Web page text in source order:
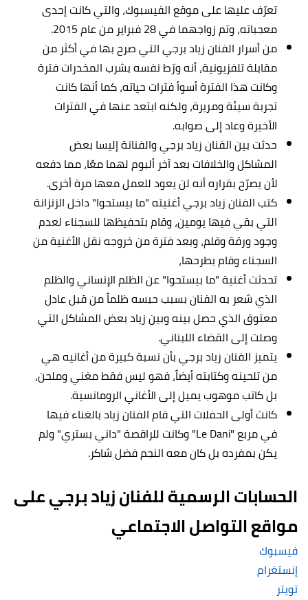
تعرّف عليها على موقع الفيسبوك، والتي كانت إحدى
معجباته، وتم زواجهما في 28 فبراير من عام 2015.
من أسرار الفنان زياد برجي التي صرح بها في أكثر من
مقابلة تلفزيونية، أنه ورّط نفسه بشرب المخدرات فترة
وكانت هذا الفترة أسوأ فترات حياته، كما أنها كانت
تجربة سيئة ومريرة، ولكنه ابتعد عنها في الفترات
الأخيرة وعاد إلى صوابه.
حدثت بين الفنان زياد برجي والفنانة إليسا بعض
المشاكل والخلافات بعد آخر ألبوم لهما معًا، مما دفعه
لأن يصرّح بقراره أنه لن يعود للعمل معها مرة أخرى.
كتب الفنان زياد برجي أغنيته "ما بيستحوا" داخل الزنزانة
التي بقي فيها يومين، وقام بتحفيظها للسجناء لعدم
وجود ورقة وقلم، وبعد فترة من خروجه نقل الأغنية من
السجناء وقام بطرحها،
تحدثت أغنية "ما بيستحوا" عن الظلم الإنساني والظلم
الذي شعر به الفنان بسبب حبسه ظلماً من قبل عادل
معتوق الذي حصل بينه وبين زياد بعض المشاكل التي
وصلت إلى القضاء اللبناني.
يتميز الفنان زياد برجي بأن نسبة كبيرة من أغانيه هي
من تلحينه وكتابته أيضاً، فهو ليس فقط مغني وملحن،
بل كاتب موهوب يميل إلى الأغاني الرومانسية.
كانت أولى الحفلات التي قام الفنان زياد بالغناء فيها
في مربع "Le Dani" وكانت للراقصة "داني بستري" ولم
يكن بمفرده بل كان معه النجم فضل شاكر.
الحسابات الرسمية للفنان زياد برجي على
مواقع التواصل الاجتماعي
فيسبوك
إنستغرام
تويتر